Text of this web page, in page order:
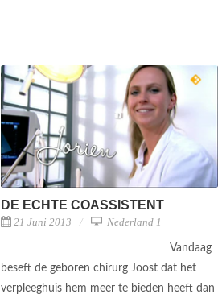
DE ECHTE COASSISTENT
21 Juni 2013 Nederland 1
Vandaag
beseft de geboren chirurg Joost dat het
verpleeghuis hem meer te bieden heeft dan